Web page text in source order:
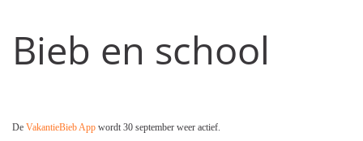
Bieb en school
De VakantieBieb App wordt 30 september weer actief.